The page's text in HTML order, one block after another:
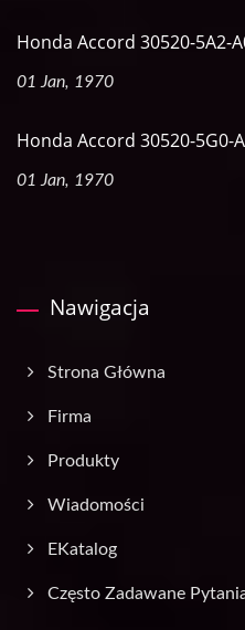
Honda Accord 30520-5A2-
01 Jan, 1970
Honda Accord 30520-5G0-
01 Jan, 1970
Nawigacja
Strona Główna
Firma
Produkty
Wiadomości
EKatalog
Często Zadawane